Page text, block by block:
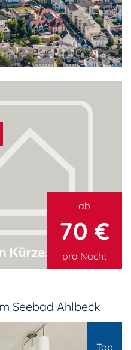
ab
70 €
pro Nacht
Seebad Ahlbeck
Top